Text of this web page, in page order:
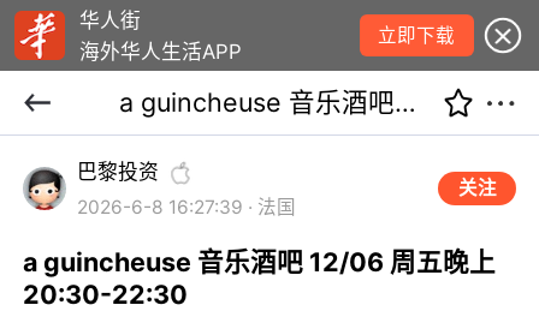
华人街
海外华人生活APP
立即下载
a guincheuse 音乐酒吧 12/06 周五晚上20:30-22:30
巴黎投资
2026-6-8 16:27:39 · 法国
关注
a guincheuse 音乐酒吧 12/06 周五晚上
20:30-22:30